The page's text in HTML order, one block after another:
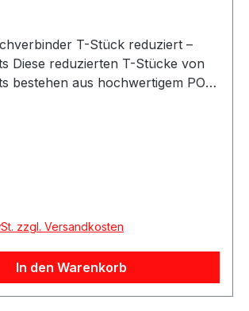
T-Stück reduziert –
Diese reduzierten T-Stücke von
bestehen aus hochwertigem POM
sich durch hohe Festigkeit,
sowie eine
chemische Resistenz aus. Dank
Gewichts und der hohen
zzgl. Versandkosten
In den Warenkorb